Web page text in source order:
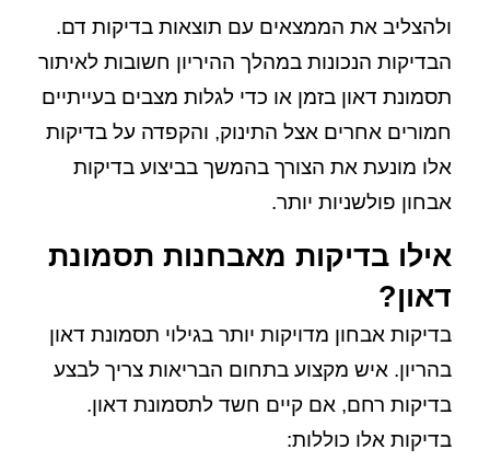
ולהצליב את הממצאים עם תוצאות בדיקות דם.
הבדיקות הנכונות במהלך ההיריון חשובות לאיתור
תסמונת דאון בזמן או כדי לגלות מצבים בעייתיים
חמורים אחרים אצל התינוק, והקפדה על בדיקות
אלו מונעת את הצורך בהמשך בביצוע בדיקות
אבחון פולשניות יותר.
אילו בדיקות מאבחנות תסמונת
דאון?
בדיקות אבחון מדויקות יותר בגילוי תסמונת דאון
בהריון. איש מקצוע בתחום הבריאות צריך לבצע
בדיקות רחם, אם קיים חשד לתסמונת דאון.
בדיקות אלו כוללות: